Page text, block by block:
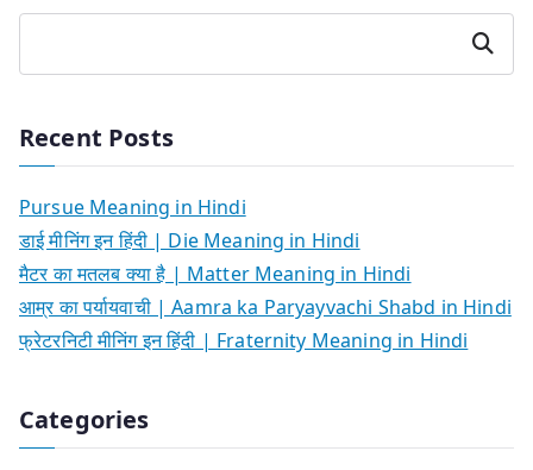
Search
Recent Posts
Pursue Meaning in Hindi
डाई मीनिंग इन हिंदी | Die Meaning in Hindi
मैटर का मतलब क्या है | Matter Meaning in Hindi
आम्र का पर्यायवाची | Aamra ka Paryayvachi Shabd in Hindi
फ्रेटरनिटी मीनिंग इन हिंदी | Fraternity Meaning in Hindi
Categories